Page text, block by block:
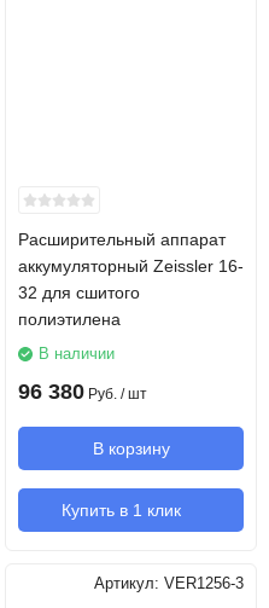
Расширительный аппарат
аккумуляторный Zeissler 16-
32 для сшитого
полиэтилена
В наличии
96 380 Руб. / шт
В корзину
Купить в 1 клик
Артикул: VER1256-3